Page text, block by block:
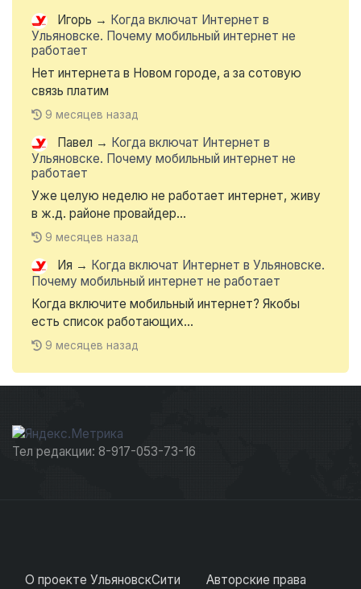
Игорь → Когда включат Интернет в
Ульяновске. Почему мобильный интернет не
работает
Нет интернета в Новом городе, а за сотовую
связь платим
9 месяцев назад
Павел → Когда включат Интернет в
Ульяновске. Почему мобильный интернет не
работает
Уже целую неделю не работает интернет, живу
в ж.д. районе провайдер...
9 месяцев назад
Ия → Когда включат Интернет в Ульяновске.
Почему мобильный интернет не работает
Когда включите мобильный интернет? Якобы
есть список работающих...
9 месяцев назад
Тел редакции: 8-917-053-73-16
О проекте УльяновскСити Авторские права